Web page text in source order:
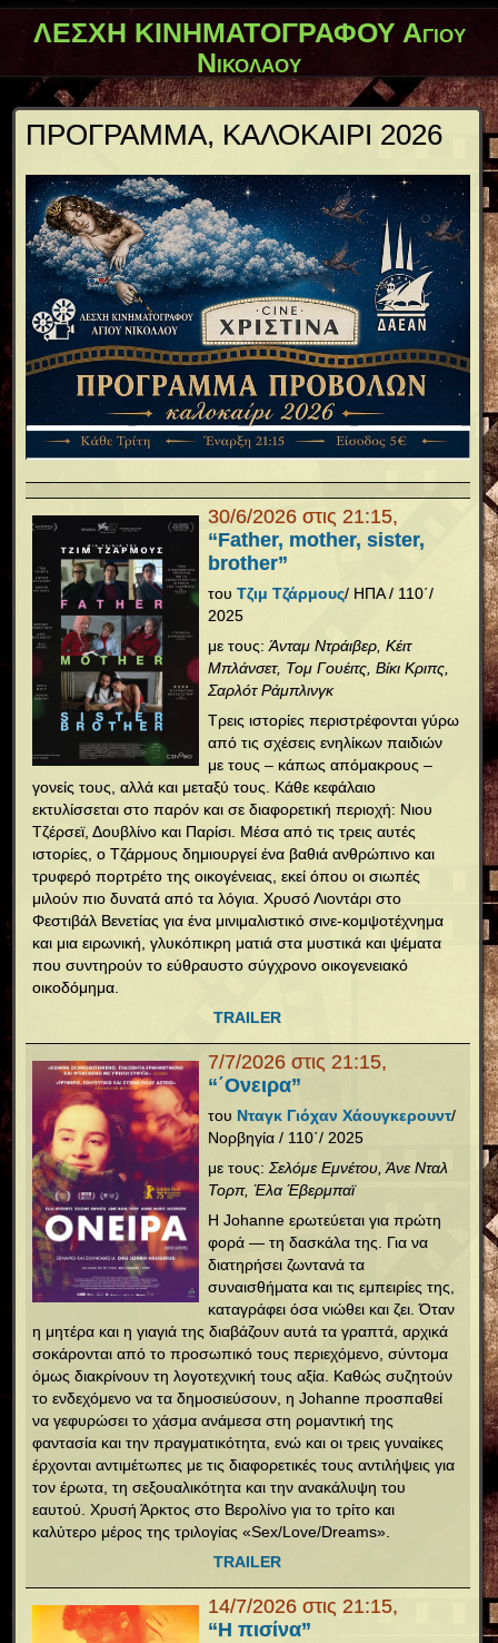
ΛΕΣΧΗ ΚΙΝΗΜΑΤΟΓΡΑΦΟΥ Αγίου
Νικολάου
ΠΡΟΓΡΑΜΜΑ, ΚΑΛΟΚΑΙΡΙ 2026
30/6/2026 στις 21:15,
“Father, mother, sister,
brother”
τουΤζιμ Τζάρμους/ ΗΠΑ / 110΄/
2025
με τους:Άνταμ Ντράιβερ, Κέιτ
Μπλάνσετ, Τομ Γουέιτς, Βίκι Κριπς,
Σαρλότ Ράμπλινγκ
Τρεις ιστορίες περιστρέφονται γύρω
από τις σχέσεις ενηλίκων παιδιών
με τους – κάπως απόμακρους –
γονείς τους, αλλά και μεταξύ τους. Κάθε κεφάλαιο
εκτυλίσσεται στο παρόν και σε διαφορετική περιοχή: Νιου
Τζέρσεϊ, Δουβλίνο και Παρίσι. Μέσα από τις τρεις αυτές
ιστορίες, ο Τζάρμους δημιουργεί ένα βαθιά ανθρώπινο και
τρυφερό πορτρέτο της οικογένειας, εκεί όπου οι σιωπές
μιλούν πιο δυνατά από τα λόγια. Χρυσό Λιοντάρι στο
Φεστιβάλ Βενετίας για ένα μινιμαλιστικό σινε-κομψοτέχνημα
και μια ειρωνική, γλυκόπικρη ματιά στα μυστικά και ψέματα
που συντηρούν το εύθραυστο σύγχρονο οικογενειακό
οικοδόμημα.
TRAILER
7/7/2026 στις 21:15,
“΄Ονειρα”
του Νταγκ Γιόχαν Χάουγκερουντ/
Νορβηγία / 110΄/ 2025
με τους:Σελόμε Εμνέτου, Άνε Νταλ
Τορπ, Έλα Έβερμπαϊ
Η Johanne ερωτεύεται για πρώτη
φορά — τη δασκάλα της. Για να
διατηρήσει ζωντανά τα
συναισθήματα και τις εμπειρίες της,
καταγράφει όσα νιώθει και ζει. Όταν
η μητέρα και η γιαγιά της διαβάζουν αυτά τα γραπτά, αρχικά
σοκάρονται από το προσωπικό τους περιεχόμενο, σύντομα
όμως διακρίνουν τη λογοτεχνική τους αξία. Καθώς συζητούν
το ενδεχόμενο να τα δημοσιεύσουν, η Johanne προσπαθεί
να γεφυρώσει το χάσμα ανάμεσα στη ρομαντική της
φαντασία και την πραγματικότητα, ενώ και οι τρεις γυναίκες
έρχονται αντιμέτωπες με τις διαφορετικές τους αντιλήψεις για
τον έρωτα, τη σεξουαλικότητα και την ανακάλυψη του
εαυτού. Χρυσή Άρκτος στο Βερολίνο για το τρίτο και
καλύτερο μέρος της τριλογίας «Sex/Love/Dreams».
TRAILER
14/7/2026 στις 21:15,
“Η πισίνα”